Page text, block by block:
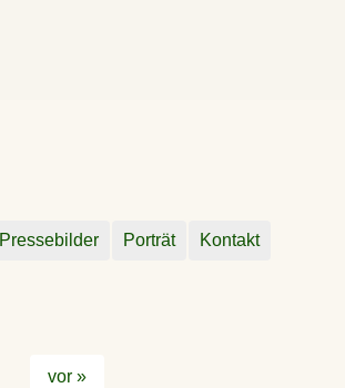
Pressebilder Porträt Kontakt
vor »